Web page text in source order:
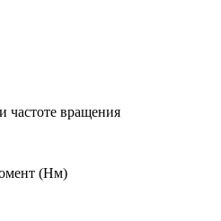
частоте вращения
(Нм)